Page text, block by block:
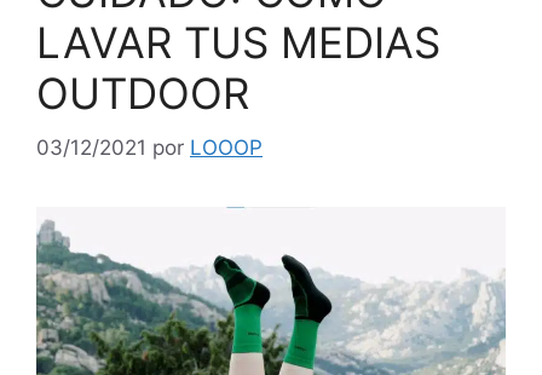
LAVAR TUS MEDIAS
OUTDOOR
03/12/2021 por LOOOP